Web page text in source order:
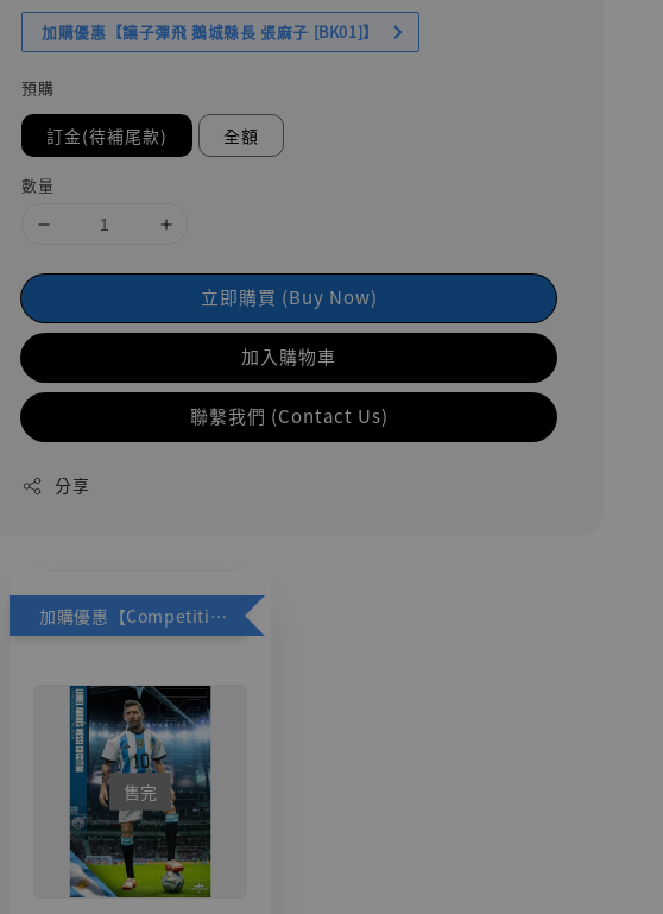
加購優惠【讓子彈飛 鵝城縣長 張麻子 [BK01]】
預購
訂金(待補尾款) 全額
數量
立即購買 (Buy Now)
加入購物車
聯繫我們 (Contact Us)
分享
加購優惠【Competitive Toys 梅西 [CM001]】
售完